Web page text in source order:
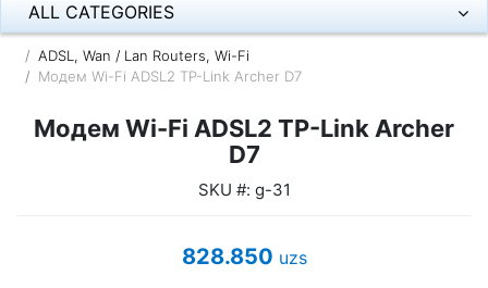
ALL CATEGORIES
Микрофон
Оборудование Mikrotik
ADSL, Wan / Lan Routers, Wi-Fi
Модем Wi-Fi ADSL2 TP-Link Archer D7
Модем Wi-Fi ADSL2 TP-Link Archer
D7
SKU #: g-31
828.850 uzs